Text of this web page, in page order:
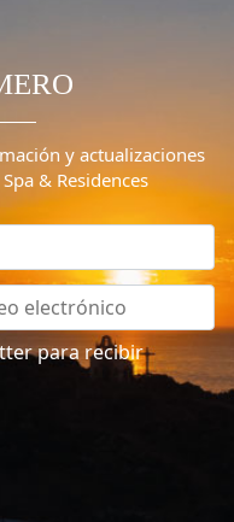
y actualizaciones
& Residences
para recibir